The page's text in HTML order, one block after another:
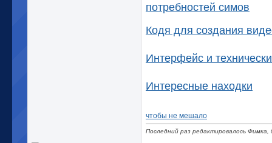
потребностей симов
Кодя для создания
Интерфейс и
Интересные находки
чтобы не мешало
Последний раз редактировалось Фимка,